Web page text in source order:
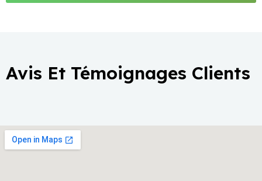
Avis Et Témoignages Clients